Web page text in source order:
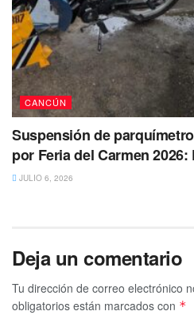
CANCÚN
Suspensión de
por Feria del Carmen
JULIO 6, 2026
Deja un comentario
Tu dirección de correo electrónico
obligatorios están marcados con *